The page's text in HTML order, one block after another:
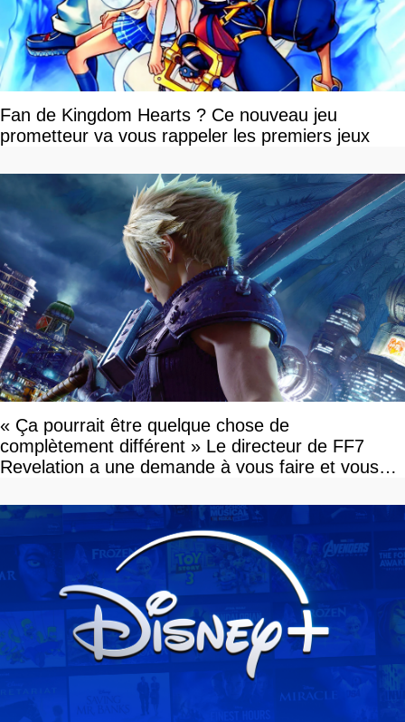
Fan de Kingdom Hearts ? Ce nouveau jeu
prometteur va vous rappeler les premiers jeux
« Ça pourrait être quelque chose de
complètement différent » Le directeur de FF7
Revelation a une demande à vous faire et vous